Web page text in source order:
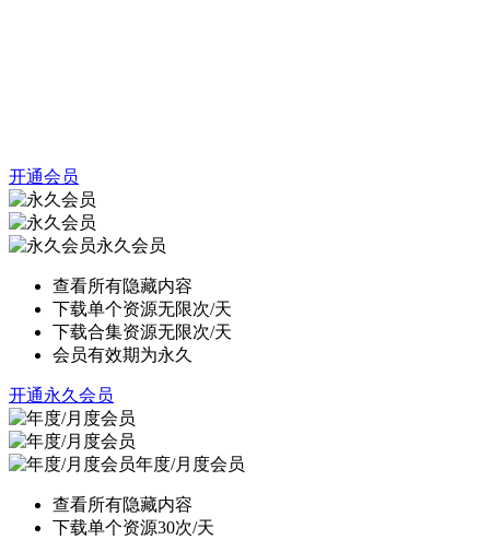
开通会员
永久会员
查看所有隐藏内容
下载单个资源无限次/天
下载合集资源无限次/天
会员有效期为永久
开通永久会员
年度/月度会员
查看所有隐藏内容
下载单个资源30次/天